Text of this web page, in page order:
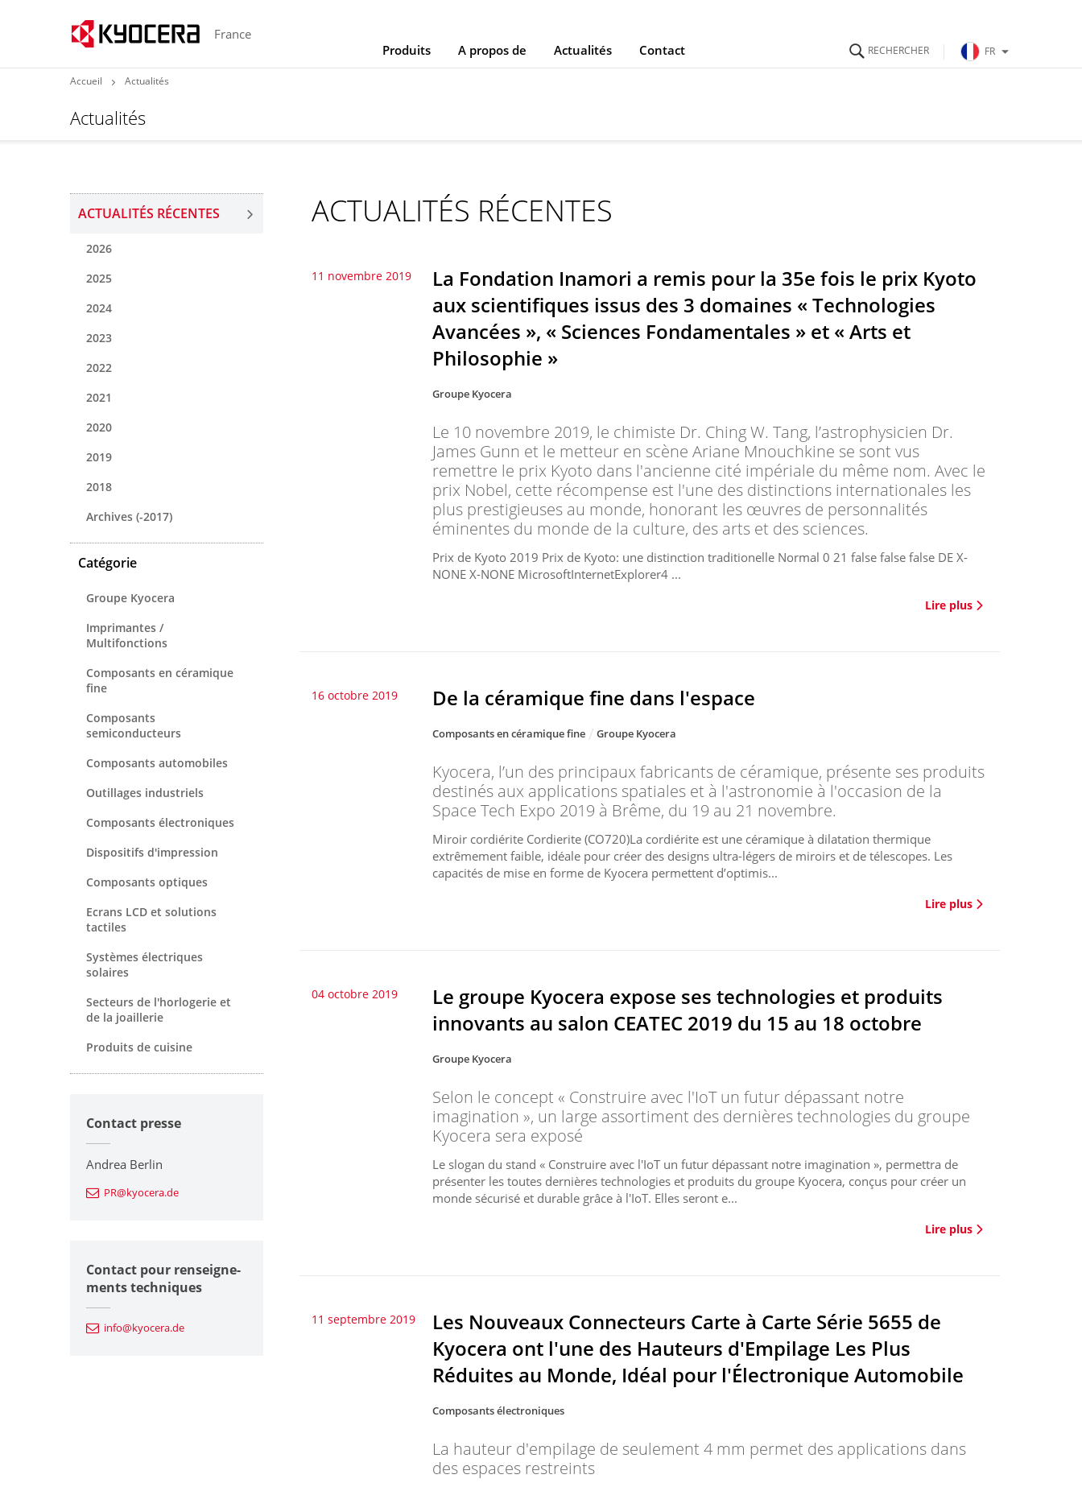
France
Produits
A propos de Actualités Contact FR
Accueil Actualités
Actualités
ACTUALITÉS RÉCENTES
11 novembre 2019
La Fondation Inamori a remis pour la 35e fois le prix Kyoto
aux scientifiques issus des 3 domaines « Technologies
Avancées », « Sciences Fondamentales » et « Arts et
Philosophie »
Groupe Kyocera
Le 10 novembre 2019, le chimiste Dr. Ching W. Tang, l’astrophysicien Dr.
James Gunn et le metteur en scène Ariane Mnouchkine se sont vus
remettre le prix Kyoto dans l'ancienne cité impériale du même nom. Avec le
prix Nobel, cette récompense est l'une des distinctions internationales les
plus prestigieuses au monde, honorant les œuvres de personnalités
éminentes du monde de la culture, des arts et des sciences.
Prix de Kyoto 2019 Prix de Kyoto: une distinction traditionelle Normal 0 21 false false false DE X-
NONE X-NONE MicrosoftInternetExplorer4 ...
Lire plus
16 octobre 2019 De la céramique fine dans l'espace
Composants en céramique fine Groupe Kyocera
Kyocera, l’un des principaux fabricants de céramique, présente ses produits
destinés aux applications spatiales et à l'astronomie à l'occasion de la
Space Tech Expo 2019 à Brême, du 19 au 21 novembre.
Miroir cordiérite Cordierite (CO720)La cordiérite est une céramique à dilatation thermique
extrêmement faible, idéale pour créer des designs ultra-légers de miroirs et de télescopes. Les
capacités de mise en forme de Kyocera permettent d’optimis...
Lire plus
04 octobre 2019
Le groupe Kyocera expose ses technologies et produits
innovants au salon CEATEC 2019 du 15 au 18 octobre
Groupe Kyocera
Selon le concept « Construire avec l'IoT un futur dépassant notre
imagination », un large assortiment des dernières technologies du groupe
Kyocera sera exposé
Le slogan du stand « Construire avec l'IoT un futur dépassant notre imagination », permettra de
présenter les toutes dernières technologies et produits du groupe Kyocera, conçus pour créer un
monde sécurisé et durable grâce à l'IoT. Elles seront e...
Lire plus
11 septembre 2019
Les Nouveaux Connecteurs Carte à Carte Série 5655 de
Kyocera ont l'une des Hauteurs d'Empilage Les Plus
Réduites au Monde, Idéal pour l'Électronique Automobile
Composants électroniques
La hauteur d'empilage de seulement 4 mm permet des applications dans
des espaces restreints
ACTUALITÉS RÉCENTES
2026
2025
2024
2023
2022
2021
2020
2019
2018
Archives (-2017)
Catégorie
Groupe Kyocera
Imprimantes /
Multifonctions
Composants en céramique
fine
Composants
semiconducteurs
Composants automobiles
Outillages industriels
Composants électroniques
Dispositifs d'impression
Composants optiques
Ecrans LCD et solutions
tactiles
Systèmes électriques
solaires
Secteurs de l'horlogerie et
de la joaillerie
Produits de cuisine
Contact presse
Andrea Berlin
PR@kyocera.de
Contact pour renseigne-
ments techniques
info@kyocera.de